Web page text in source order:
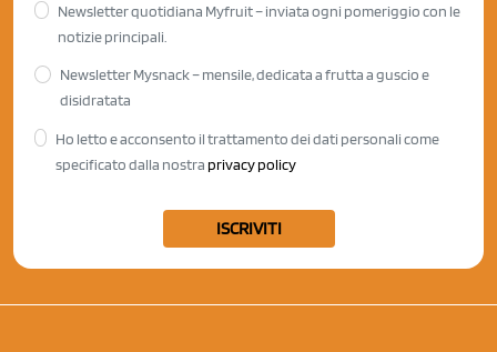
Newsletter quotidiana Myfruit – inviata ogni pomeriggio con le
notizie principali.
Newsletter Mysnack – mensile, dedicata a frutta a guscio e
disidratata
Ho letto e acconsento il trattamento dei dati personali come
specificato dalla nostra privacy policy
ISCRIVITI